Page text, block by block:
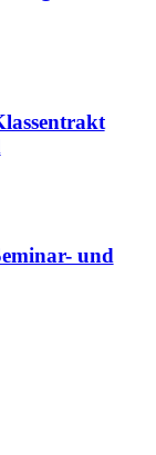
und